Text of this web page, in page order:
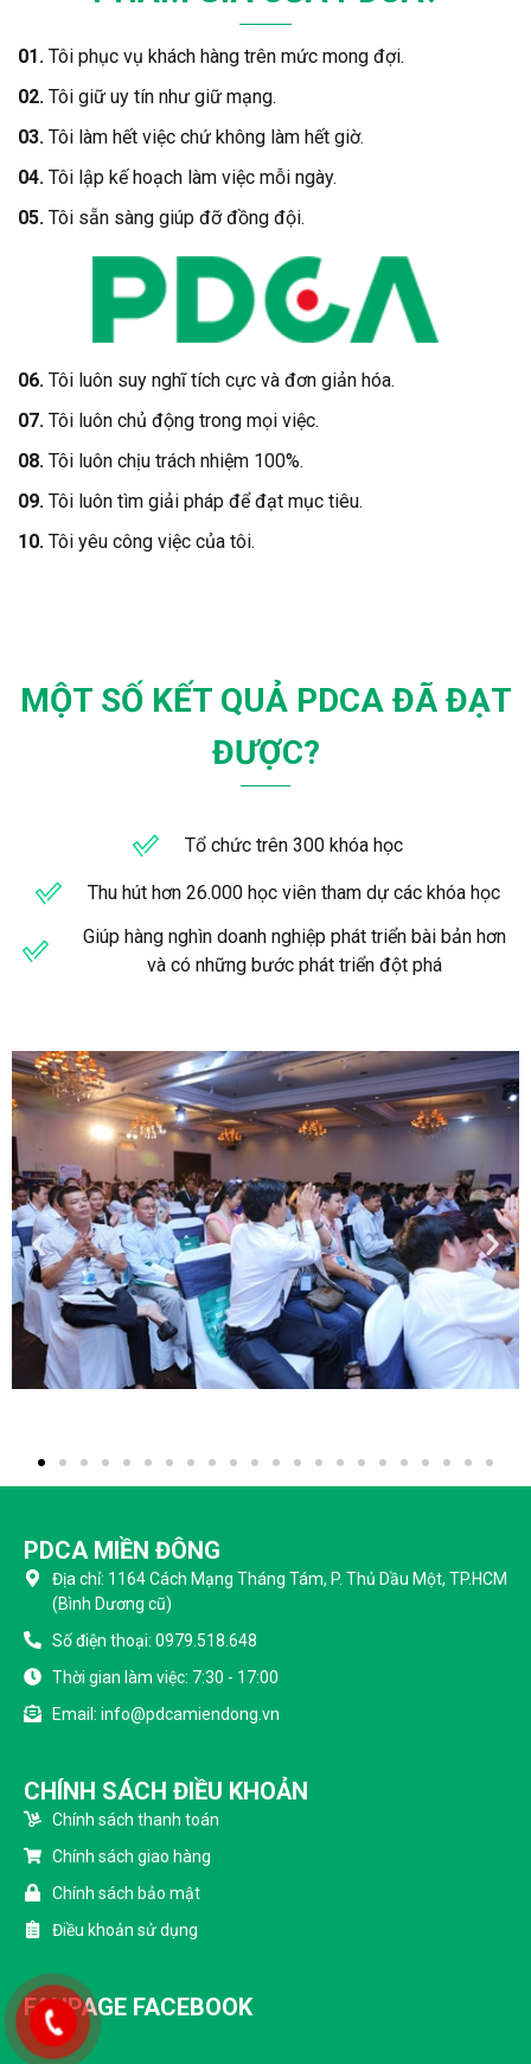
01. Tôi phục vụ khách hàng trên mức mong đợi.
02. Tôi giữ uy tín như giữ mạng.
03. Tôi làm hết việc chứ không làm hết giờ.
04. Tôi lập kế hoạch làm việc mỗi ngày.
05. Tôi sẵn sàng giúp đỡ đồng đội.
06. Tôi luôn suy nghĩ tích cực và đơn giản hóa.
07. Tôi luôn chủ động trong mọi việc.
08. Tôi luôn chịu trách nhiệm 100%.
09. Tôi luôn tìm giải pháp để đạt mục tiêu.
10. Tôi yêu công việc của tôi.
MỘT SỐ KẾT QUẢ PDCA ĐÃ ĐẠT
ĐƯỢC?
Tổ chức trên 300 khóa học
Thu hút hơn 26.000 học viên tham dự các khóa học
Giúp hàng nghìn doanh nghiệp phát triển bài bản hơn
và có những bước phát triển đột phá
PDCA MIỀN ĐÔNG
Địa chỉ: 1164 Cách Mạng Tháng Tám, P. Thủ Dầu Một, TP.HCM
(Bình Dương cũ)
Số điện thoại: 0979.518.648
Thời gian làm việc: 7:30 - 17:00
Email: info@pdcamiendong.vn
CHÍNH SÁCH ĐIỀU KHOẢN
Chính sách thanh toán
Chính sách giao hàng
Chính sách bảo mật
Điều khoản sử dụng
FANPAGE FACEBOOK